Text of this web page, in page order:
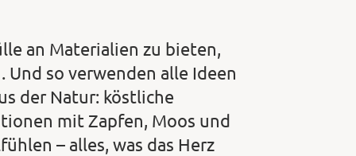
an Materialien zu bieten,
Und so verwenden alle Ideen
der Natur: köstliche
mit Zapfen, Moos und
– alles, was das Herz